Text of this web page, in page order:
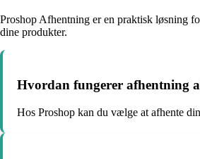
Proshop Afhentning er en praktisk løsning
dine produkter.
Hvordan fungerer afhentning
Hos Proshop kan du vælge at afhente